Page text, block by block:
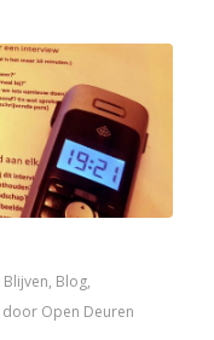
Blijven, Blog,
door Open Deuren